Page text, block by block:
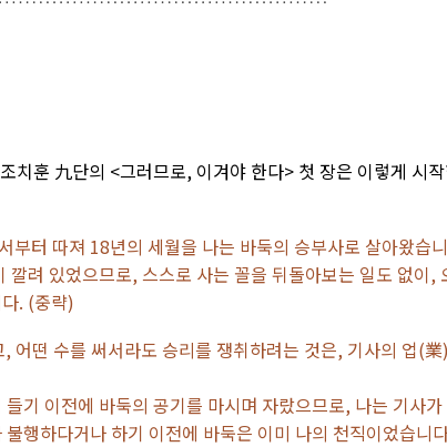
치훈 九단의 <그러므로, 이겨야 한다> 첫 장은 이렇게 시
부터 따져 18년의 세월을 나는 바둑의 승부사로 살아왔습니
려 있었으므로, 스스로 사는 꼴을 뒤돌아보는 일도 없이,
. (중략)
어떤 수를 써서라도 승리를 쟁취하려는 것은, 기사의 업(
기 이전에 바둑의 공기를 마시며 자랐으므로, 나는 기사
행하다거나 하기 이전에 바둑은 이미 나의 천직이었습니